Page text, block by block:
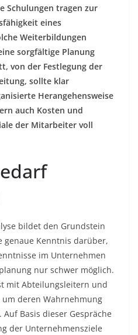
Schulungen tragen zur
eines
Weiterbildungen
sorgfältige Planung
von der Festlegung der
sollte klar
Herangehensweise
auch Kosten und
der Mitarbeiter voll
bildet den Grundstein
genaue Kenntnis darüber,
im Unternehmen
nur schwer möglich.
mit Abteilungsleitern und
deren Wahrnehmung
Basis dieser Gespräche
der Unternehmensziele